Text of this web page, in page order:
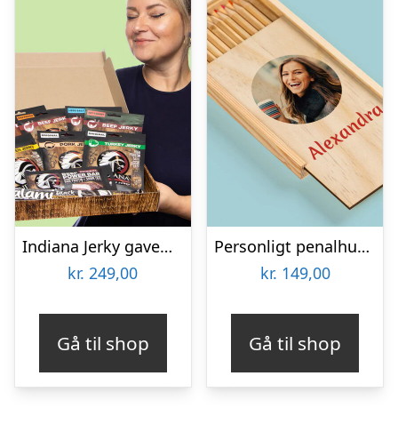
Indiana Jerky gaveæske
kr. 249,00
Gå til shop
Personligt penalhus med foto & tekst
kr. 149,00
Gå til shop